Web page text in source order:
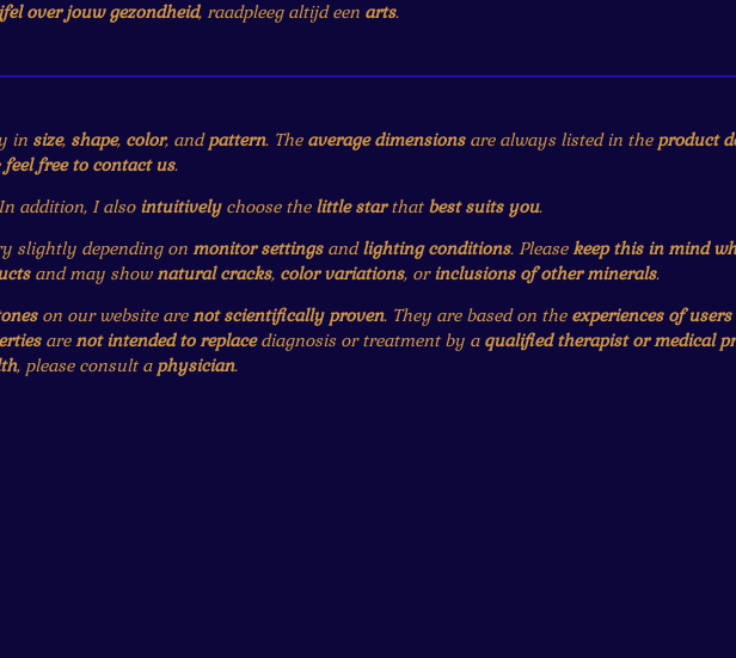
over jouw gezondheid, raadpleeg altijd een arts.
in size, shape, color, andpattern. The average dimensionsare always listed in the product
feel free to contact us.
addition, I also intuitivelychoose the little starthat best suits you.
slightly depending on monitor settingsandlighting conditions. Pleasekeep this in mind
and may shownatural cracks, color variations, orinclusions of other minerals.
on our website arenot scientifically proven. They are based on the experiences of
arenot intended to replacediagnosis or treatment by a qualified therapist or medical
, please consult a physician.